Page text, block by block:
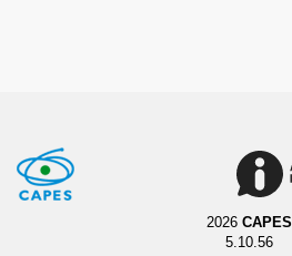
2026 CAPES
5.10.56